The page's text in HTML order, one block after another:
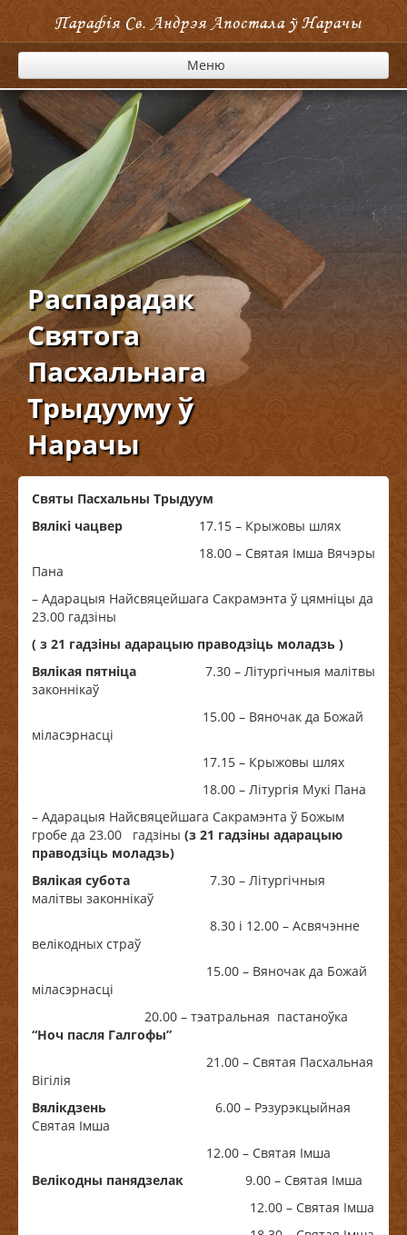
Парафія Cв. Андрэя Апостала ў Нарачы
Меню
Распарадак
Святога
Пасхальнага
Трыдууму ў
Нарачы
Святы Пасхальны Трыдуум
Вялікі чацвер 17.15 – Крыжовы шлях
18.00 – Святая Імша Вячэры
Пана
– Адарацыя Найсвяцейшага Сакрамэнта ў цямніцы да
23.00 гадзіны
( з 21 гадзіны адарацыю праводзіць моладзь )
Вялікая пятніца 7.30 – Літургічныя малітвы
законнікаў
15.00 – Вяночак да Божай
міласэрнасці
17.15 – Крыжовы шлях
18.00 – Літургія Мукі Пана
– Адарацыя Найсвяцейшага Сакрамэнта ў Божым
гробе да 23.00 гадзіны (з 21 гадзіны адарацыю
праводзіць моладзь)
Вялікая субота 7.30 – Літургічныя
малітвы законнікаў
8.30 і 12.00 – Асвячэнне
велікодных страў
15.00 – Вяночак да Божай
міласэрнасці
20.00 – тэатральная пастаноўка
“Ноч пасля Галгофы”
21.00 – Святая Пасхальная
Вігілія
Вялікдзень 6.00 – Рэзурэкцыйная
Святая Імша
12.00 – Святая Імша
Велікодны панядзелак 9.00 – Святая Імша
12.00 – Святая Імша